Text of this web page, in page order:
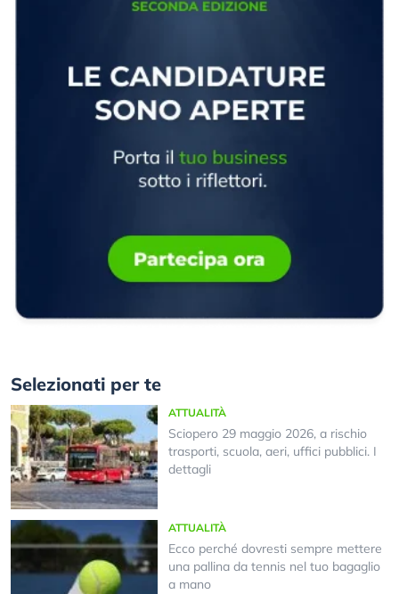
Selezionati per te
ATTUALITÀ
Sciopero 29 maggio 2026, a rischio
trasporti, scuola, aeri, uffici pubblici. I
dettagli
ATTUALITÀ
Ecco perché dovresti sempre mettere
una pallina da tennis nel tuo bagaglio
a mano